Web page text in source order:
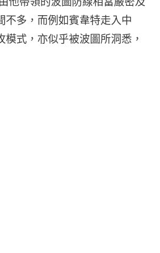
不多，而例如賓韋特走入中
式，亦似乎被波圖所洞悉，